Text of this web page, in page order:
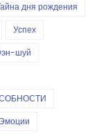
дня рождения
Успех
шуй
Эмоции